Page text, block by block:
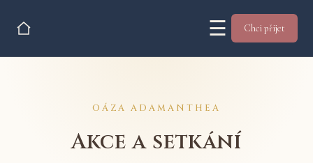
☰ Chci přijet
OÁZA ADAMANTHEA
Akce a setkání